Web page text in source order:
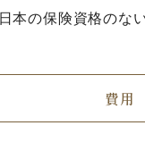
日本の保険資格のな
費用